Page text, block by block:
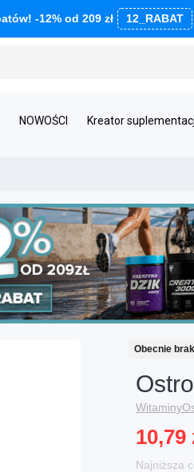
-12% od 209 zł 12_RABAT
NOWOŚCI Kreator
Obecnie
Witaminy
10,79
Najniższa